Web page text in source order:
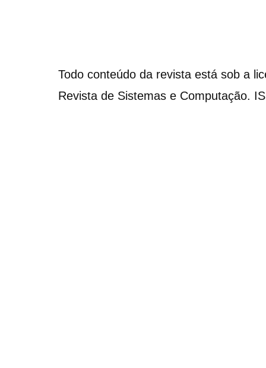
Todo conteúdo da revista está sob a
Revista de Sistemas e Computação.